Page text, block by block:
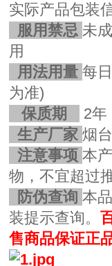
实际产品包装
服用禁忌 未
用
用法用量 每
为准)
保质期
2年
生产厂家 烟
注意事项 本
物，不宜超过
防伪查询 本
装提示查询。
售商品保证正